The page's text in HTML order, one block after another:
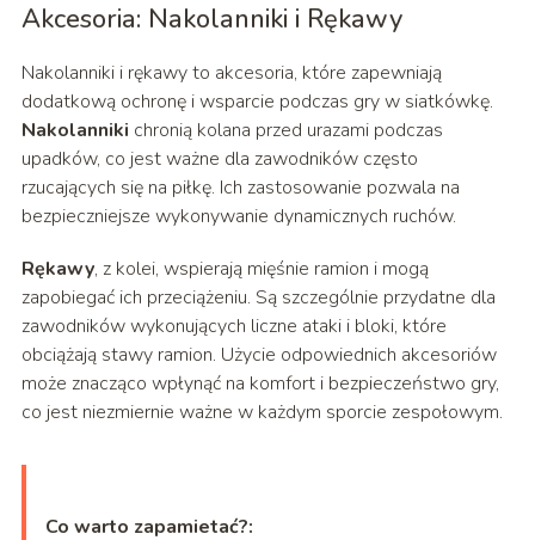
Akcesoria: Nakolanniki i Rękawy
Nakolanniki i rękawy to akcesoria, które zapewniają
dodatkową ochronę i wsparcie podczas gry w siatkówkę.
Nakolanniki chronią kolana przed urazami podczas
upadków, co jest ważne dla zawodników często
rzucających się na piłkę. Ich zastosowanie pozwala na
bezpieczniejsze wykonywanie dynamicznych ruchów.
Rękawy, z kolei, wspierają mięśnie ramion i mogą
zapobiegać ich przeciążeniu. Są szczególnie przydatne dla
zawodników wykonujących liczne ataki i bloki, które
obciążają stawy ramion. Użycie odpowiednich akcesoriów
może znacząco wpłynąć na komfort i bezpieczeństwo gry,
co jest niezmiernie ważne w każdym sporcie zespołowym.
Co warto zapamietać?: